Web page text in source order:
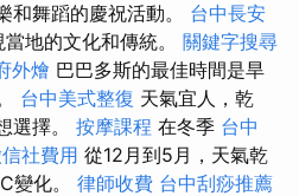
和舞蹈的慶祝活動。 台中長安
地的文化和傳統。 關鍵字搜尋
外燴 巴巴多斯的最佳時間是旱
台中美式整復 天氣宜人，乾
選擇。 按摩課程 在冬季 台中
社費用 從12月到5月，天氣乾
變化。 律師收費 台中刮痧推薦